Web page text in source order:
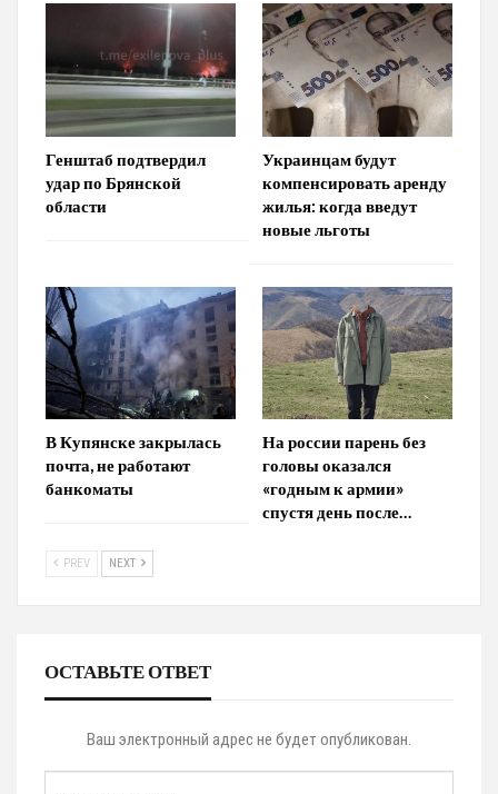
Генштаб подтвердил
удар по Брянской
области
Украинцам будут
компенсировать аренду
жилья: когда введут
новые льготы
В Купянске закрылась
почта, не работают
банкоматы
На россии парень без
головы оказался
«годным к армии»
спустя день после…
PREV NEXT
ОСТАВЬТЕ ОТВЕТ
Ваш электронный адрес не будет опубликован.